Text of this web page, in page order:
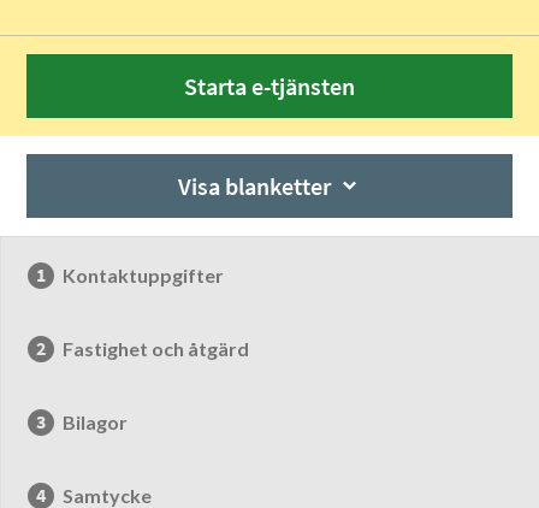
Starta e-tjänsten
Visa blanketter
Kontaktuppgifter
Fastighet och åtgärd
Bilagor
Samtycke